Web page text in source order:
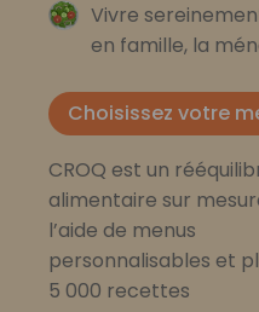
Vivre
en famille, la
Choisissez votre
CROQ est un
alimentaire sur
l’aide de menus
personnalisables et
5 000 recettes